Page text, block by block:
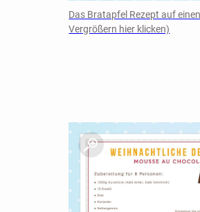
Das Bratapfel Rezept auf
Vergrößern hier klicken)